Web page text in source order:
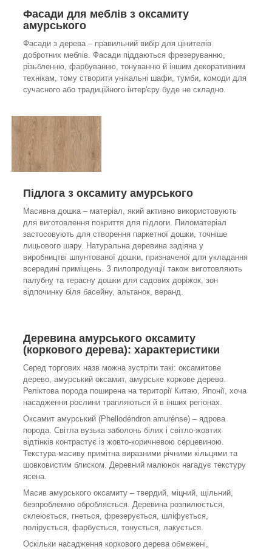
Фасади для меблів з оксамиту
амурського
Фасади з дерева – правильний вибір для цінителів
добротних меблів. Фасади піддаються фрезеруванню,
різьбленню, фарбуванню, тонуванню й іншим декоративним
технікам, тому створити унікальні шафи, тумби, комоди для
сучасного або традиційного інтер'єру буде не складно.
Підлога з оксамиту амурського
Масивна дошка – матеріал, який активно використовують
для виготовлення покриття для підлоги. Пиломатеріал
застосовують для створення паркетної дошки, точніше
лицьового шару. Натуральна деревина задіяна у
виробництві шпунтованої дошки, призначеної для укладання
всередині приміщень. З пилопродукції також виготовляють
палубну та терасну дошки для садових доріжок, зон
відпочинку біля басейну, альтанок, веранд.
Деревина амурського оксамиту
(коркового дерева): характеристики
Серед торгових назв можна зустріти такі: оксамитове
дерево, амурський оксамит, амурське коркове дерево.
Реліктова порода поширена на території Китаю, Японії, хоча
насадження рослини трапляються й в інших регіонах.
Оксамит амурський (Phellodéndron amurénse) – ядрова
порода. Світла вузька заболонь білих і світло-жовтих
відтінків контрастує із жовто-коричневою серцевиною.
Текстура масиву примітна виразними річними кільцями та
шовковистим блиском. Деревний малюнок нагадує текстуру
ясена.
Масив амурського оксамиту – твердий, міцний, щільний,
безпроблемно обробляється. Деревина розпилюється,
склеюється, гнеться, фрезерується, шліфується,
полірується, фарбується, тонується, лакується.
Оскільки насадження коркового дерева обмежені,